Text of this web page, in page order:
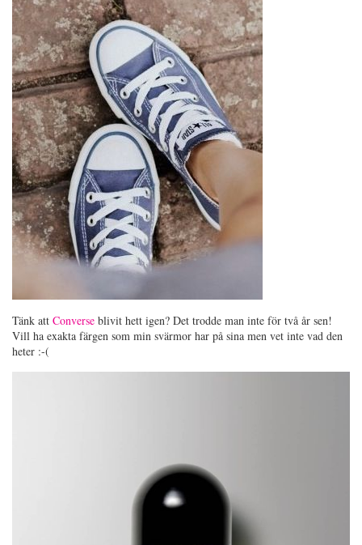
Tänk att Converse blivit hett igen? Det trodde man inte för två år sen!
Vill ha exakta färgen som min svärmor har på sina men vet inte vad den
heter :-(